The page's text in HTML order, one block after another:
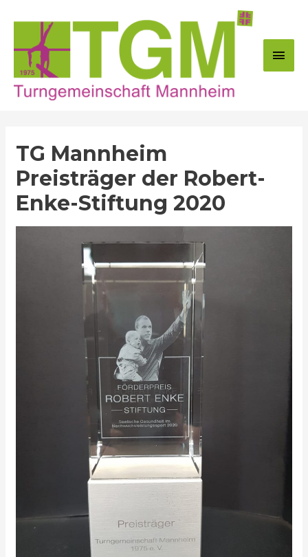
Inhalt
TG Mannheim
Preisträger der Robert-
Enke-Stiftung 2020